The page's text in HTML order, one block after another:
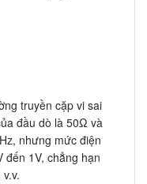
truyền cặp vi sai
đầu dò là 50Ω và
nhưng mức điện
đến 1V, chẳng hạn